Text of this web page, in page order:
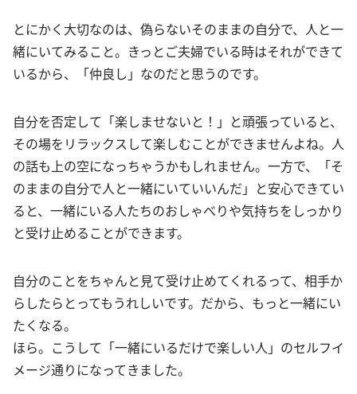
とにかく大切なのは、偽らないそのままの自分で、人と一
緒にいてみること。きっとご夫婦でいる時はそれができて
いるから、「仲良し」なのだと思うのです。
自分を否定して「楽しませないと！」と頑張っていると、
その場をリラックスして楽しむことができませんよね。人
の話も上の空になっちゃうかもしれません。一方で、「そ
のままの自分で人と一緒にいていいんだ」と安心できてい
ると、一緒にいる人たちのおしゃべりや気持ちをしっかり
と受け止めることができます。
自分のことをちゃんと見て受け止めてくれるって、相手か
らしたらとってもうれしいです。だから、もっと一緒にい
たくなる。
ほら。こうして「一緒にいるだけで楽しい人」のセルフイ
メージ通りになってきました。